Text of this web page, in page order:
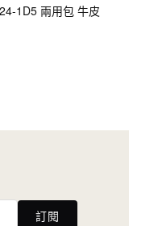
1D5 兩用包 牛皮
訂閱